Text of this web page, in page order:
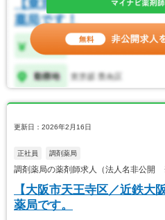
更新日：2026年2月16日
正社員 調剤薬局
調剤薬局の薬剤師求人（法人名非公開
【大阪市天王寺区／近鉄大
薬局です。